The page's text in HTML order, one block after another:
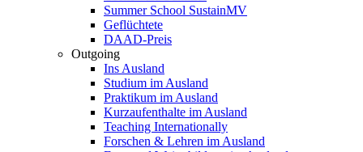
Summer School SustainMV
Geflüchtete
DAAD-Preis
Outgoing
Ins Ausland
Studium im Ausland
Praktikum im Ausland
Kurzaufenthalte im Ausland
Teaching Internationally
Forschen & Lehren im Ausland